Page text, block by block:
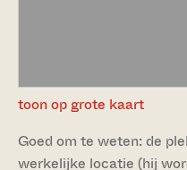
toon op grote kaart
Goed om te weten: de
werkelijke locatie (hij